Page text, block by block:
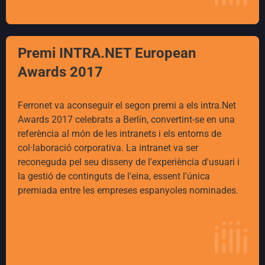
Premi INTRA.NET European
Awards 2017
Ferronet va aconseguir el segon premi a els intra.Net
Awards 2017 celebrats a Berlín, convertint-se en una
referència al món de les intranets i els entorns de
col·laboració corporativa. La intranet va ser
reconeguda pel seu disseny de l'experiència d'usuari i
la gestió de continguts de l'eina, essent l'única
premiada entre les empreses espanyoles nominades.